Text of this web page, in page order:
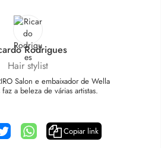
Rodrigues
Hair stylist
Salon e embaixador de Wella
faz a beleza de várias artistas.
Copiar link